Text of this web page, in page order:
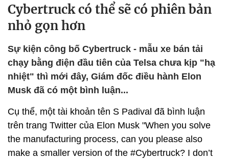
Cybertruck có thể sẽ có phiên bản
nhỏ gọn hơn
Sự kiện công bố Cybertruck - mẫu xe bán tải
chạy bằng điện đầu tiên của Telsa chưa kịp "hạ
nhiệt" thì mới đây, Giám đốc điều hành Elon
Musk đã có một bình luận...
Cụ thể, một tài khoản tên S Padival đã bình luận
trên trang Twitter của Elon Musk "When you solve
the manufacturing process, can you please also
make a smaller version of the #Cybertruck? I don’t